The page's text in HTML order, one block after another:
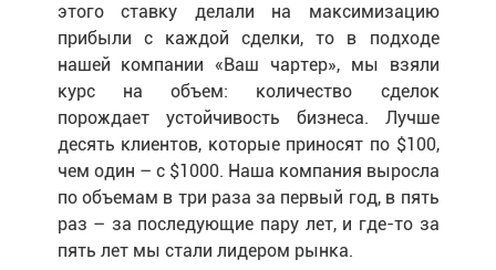
этого ставку делали на максимизацию
прибыли с каждой сделки, то в подходе
нашей компании «Ваш чартер», мы взяли
курс на объем: количество сделок
порождает устойчивость бизнеса. Лучше
десять клиентов, которые приносят по $100,
чем один – c $1000. Наша компания выросла
по объемам в три раза за первый год, в пять
раз – за последующие пару лет, и где-то за
пять лет мы стали лидером рынка.